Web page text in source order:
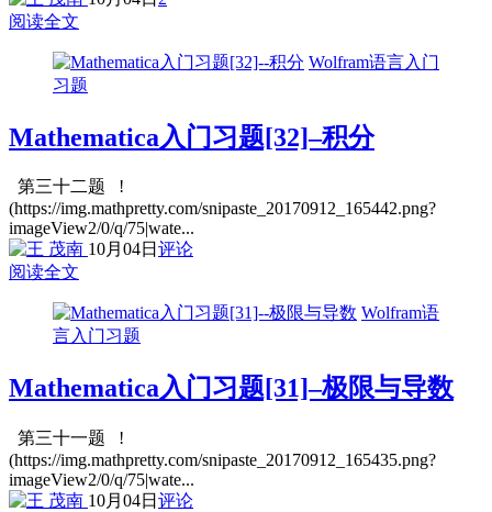
阅读全文
Wolfram语言入门
习题
Mathematica入门习题[32]–积分
第三十二题 !
(https://img.mathpretty.com/snipaste_20170912_165442.png?
imageView2/0/q/75|wate...
10月04日 评论
阅读全文
Wolfram语
言入门习题
Mathematica入门习题[31]–极限与导数
第三十一题 !
(https://img.mathpretty.com/snipaste_20170912_165435.png?
imageView2/0/q/75|wate...
10月04日 评论